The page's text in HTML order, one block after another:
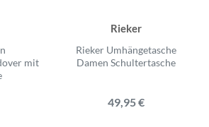
mit
Rieker
Rieker Umhängetasche
Damen Schultertasche
49,95 €